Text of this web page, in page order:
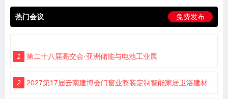
热门会议 免费发布
1 第二十八届高交会·亚洲储能与电池工业展
2 2027第17届云南建博会门窗业整装定制智能家居卫浴建材展会